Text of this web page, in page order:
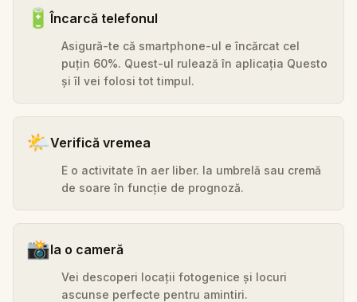
🔋Încarcă telefonul
Asigură-te că smartphone-ul e încărcat cel
puțin 60%. Quest-ul rulează în aplicația Questo
și îl vei folosi tot timpul.
🌤️Verifică vremea
E o activitate în aer liber. Ia umbrelă sau cremă
de soare în funcție de prognoză.
📸Ia o cameră
Vei descoperi locații fotogenice și locuri
ascunse perfecte pentru amintiri.